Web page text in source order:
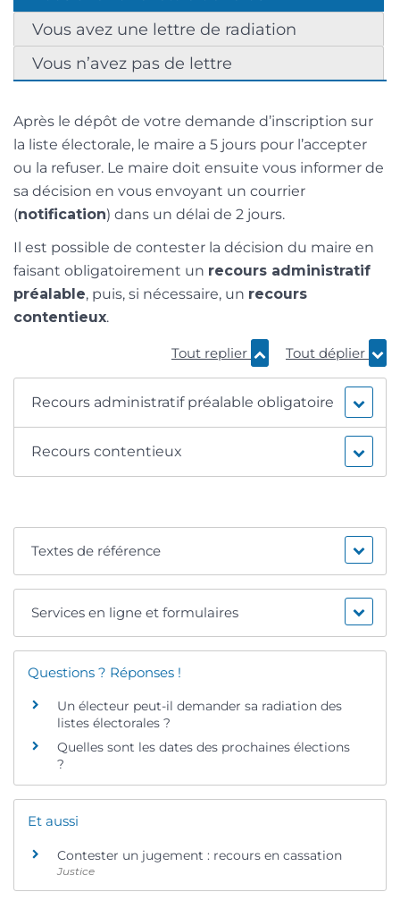
Vous avez une lettre de radiation
Vous n’avez pas de lettre
Après le dépôt de votre demande d’inscription sur
la liste électorale, le maire a 5 jours pour l’accepter
ou la refuser. Le maire doit ensuite vous informer de
sa décision en vous envoyant un courrier
(notification) dans un délai de 2 jours.
Il est possible de contester la décision du maire en
faisant obligatoirement un recours administratif
préalable, puis, si nécessaire, un recours
contentieux.
Tout replier Tout déplier
Recours administratif préalable obligatoire
Recours contentieux
Textes de référence
Services en ligne et formulaires
Questions ? Réponses !
Un électeur peut-il demander sa radiation des
listes électorales ?
Quelles sont les dates des prochaines élections
?
Et aussi
Contester un jugement : recours en cassation
Justice